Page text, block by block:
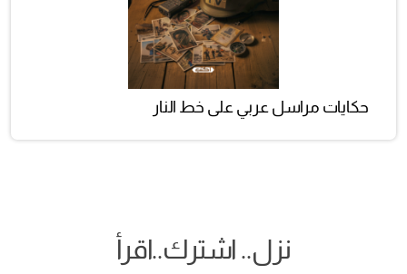
حكايات مراسل عربي على خط النار
نزل.. اشترك..اقرأ